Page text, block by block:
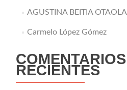
AGUSTINA BEITIA OTAOLA
Carmelo López Gómez
COMENTARIOS
RECIENTES